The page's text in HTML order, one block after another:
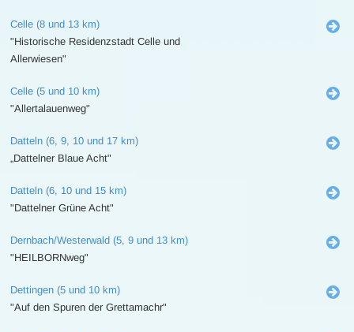
Celle (8 und 13 km)
"Historische Residenzstadt Celle und
Allerwiesen"
Celle (5 und 10 km)
"Allertalauenweg"
Datteln (6, 9, 10 und 17 km)
„Dattelner Blaue Acht"
Datteln (6, 10 und 15 km)
"Dattelner Grüne Acht"
Dernbach/Westerwald (5, 9 und 13 km)
"HEILBORNweg"
Dettingen (5 und 10 km)
"Auf den Spuren der Grettamachr"